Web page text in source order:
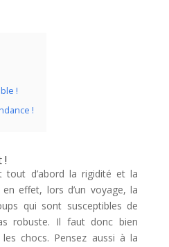
!
!
!
tout d’abord la rigidité et la
effet, lors d’un voyage, la
qui sont susceptibles de
robuste. Il faut donc bien
les chocs. Pensez aussi à la